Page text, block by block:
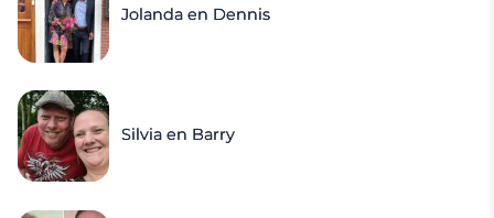
Jolanda en Dennis
Silvia en Barry